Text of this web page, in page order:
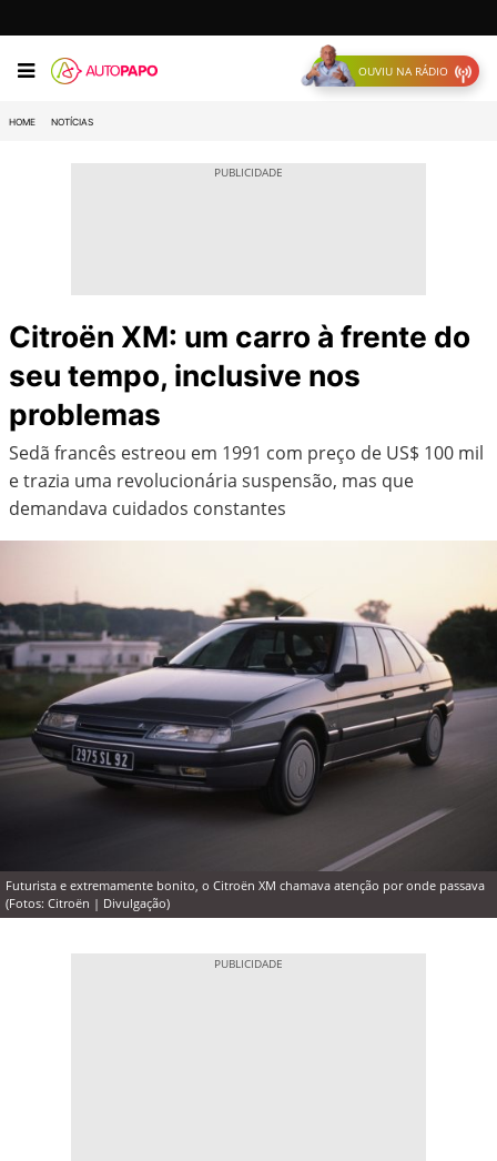
OUVIU NA RÁDIO
HOME NOTÍCIAS
Citroën XM: um carro à frente do
seu tempo, inclusive nos
problemas
Sedã francês estreou em 1991 com preço de US$ 100 mil
e trazia uma revolucionária suspensão, mas que
demandava cuidados constantes
Futurista e extremamente bonito, o Citroën XM chamava atenção por onde passava
(Fotos: Citroën | Divulgação)